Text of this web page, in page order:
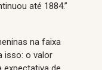
até 1884.”
na faixa
isso: o valor